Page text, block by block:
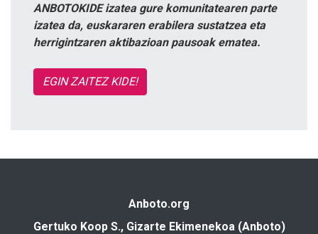
ANBOTOKIDE izatea gure komunitatearen parte
izatea da, euskararen erabilera sustatzea eta
herrigintzaren aktibazioan pausoak ematea.
EGIN ZAITEZ KIDE!
Anboto.org
Gertuko Koop S., Gizarte Ekimenekoa (Anboto)